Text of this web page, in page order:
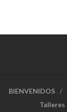
BIENVENIDOS
Talleres